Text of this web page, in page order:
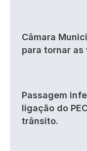
Câmara
para tornar
Passagem
ligação do
trânsito.